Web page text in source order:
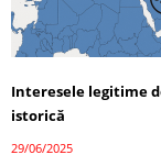
Interesele legitime
istorică
29/06/2025